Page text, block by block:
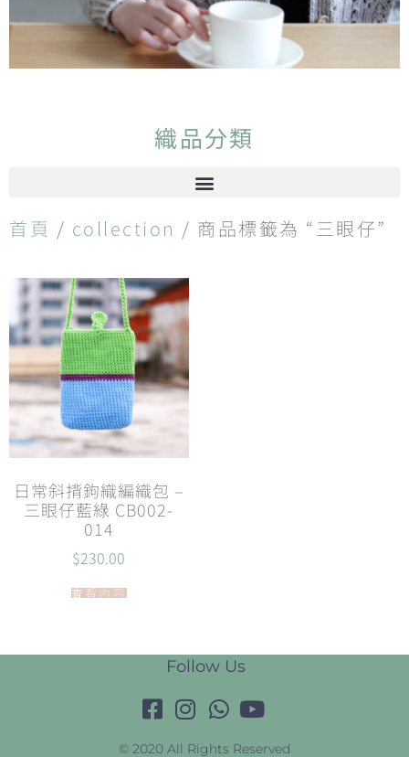
織品分類
首頁 / collection / 商品標籤為 “三眼仔”
日常斜揹鉤織編織包 –
三眼仔藍綠 CB002-
014
$230.00
查看內容
Follow Us
© 2020 All Rights Reserved